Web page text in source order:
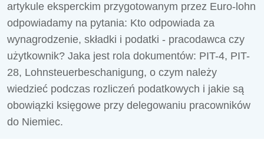
artykule eksperckim przygotowanym przez Euro-lohn
odpowiadamy na pytania: Kto odpowiada za
wynagrodzenie, składki i podatki - pracodawca czy
użytkownik? Jaka jest rola dokumentów: PIT-4, PIT-
28, Lohnsteuerbeschanigung, o czym należy
wiedzieć podczas rozliczeń podatkowych i jakie są
obowiązki księgowe przy delegowaniu pracowników
do Niemiec.